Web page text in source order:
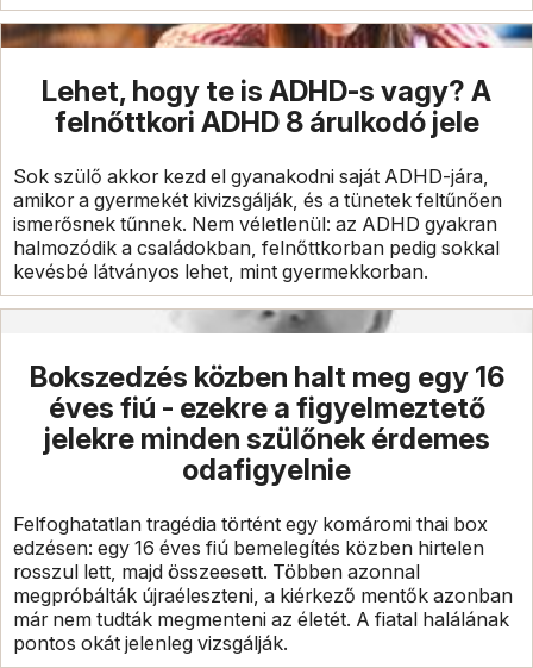
Lehet, hogy te is ADHD-s vagy? A
felnőttkori ADHD 8 árulkodó jele
Sok szülő akkor kezd el gyanakodni saját ADHD-jára,
amikor a gyermekét kivizsgálják, és a tünetek feltűnően
ismerősnek tűnnek. Nem véletlenül: az ADHD gyakran
halmozódik a családokban, felnőttkorban pedig sokkal
kevésbé látványos lehet, mint gyermekkorban.
Bokszedzés közben halt meg egy 16
éves fiú - ezekre a figyelmeztető
jelekre minden szülőnek érdemes
odafigyelnie
Felfoghatatlan tragédia történt egy komáromi thai box
edzésen: egy 16 éves fiú bemelegítés közben hirtelen
rosszul lett, majd összeesett. Többen azonnal
megpróbálták újraéleszteni, a kiérkező mentők azonban
már nem tudták megmenteni az életét. A fiatal halálának
pontos okát jelenleg vizsgálják.